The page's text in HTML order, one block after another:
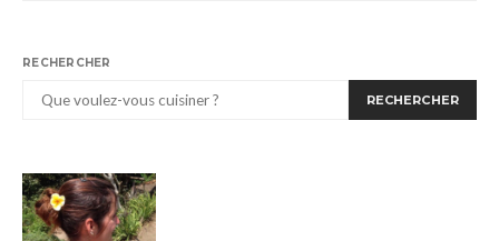
RECHERCHER
RECHERCHER